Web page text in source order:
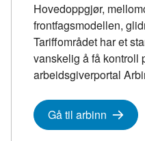
Hovedoppgjør,
frontfagsmodellen,
Tariffområdet har et
vanskelig å få kontroll
arbeidsgiverportal
Gå til arbinn